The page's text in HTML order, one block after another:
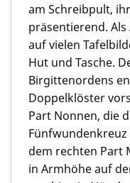
am Schreibpult,
präsentierend.
auf vielen
Hut und Tasche.
Birgittenordens
Doppelklöster
Part Nonnen, die
dem rechten Part
in Armhöhe auf